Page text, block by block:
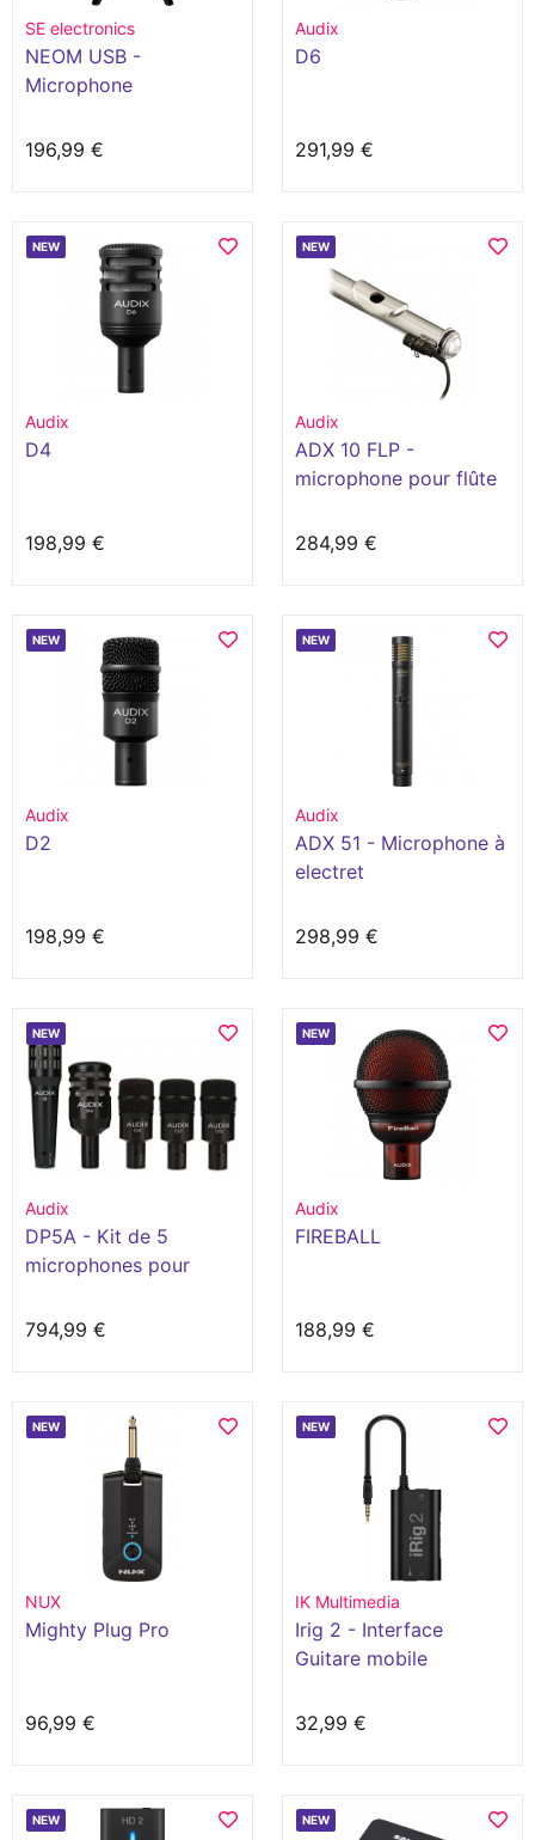
SE electronics
NEOM USB -
Microphone
196,99 €
Audix
D6
291,99 €
NEW
Audix
D4
198,99 €
NEW
Audix
ADX 10 FLP -
microphone pour flûte
284,99 €
NEW
Audix
D2
198,99 €
NEW
Audix
ADX 51 - Microphone à
electret
298,99 €
NEW
Audix
DP5A - Kit de 5
microphones pour
794,99 €
NEW
Audix
FIREBALL
188,99 €
NEW
NUX
Mighty Plug Pro
96,99 €
NEW
IK Multimedia
Irig 2 - Interface
Guitare mobile
32,99 €
NEW NEW